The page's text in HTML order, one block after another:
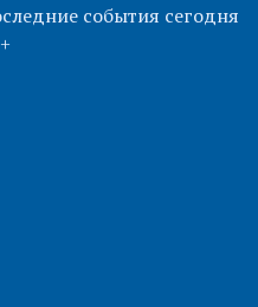
события сегодня